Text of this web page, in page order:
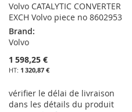
Volvo CATALYTIC CONVERTER
EXCH Volvo piece no 8602953
Brand:
Volvo
1 598,25 €
1 320,87 €
vérifier le délai de livraison
dans les détails du produit